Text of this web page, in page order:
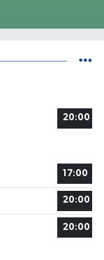
20:00
17:00
20:00
20:00